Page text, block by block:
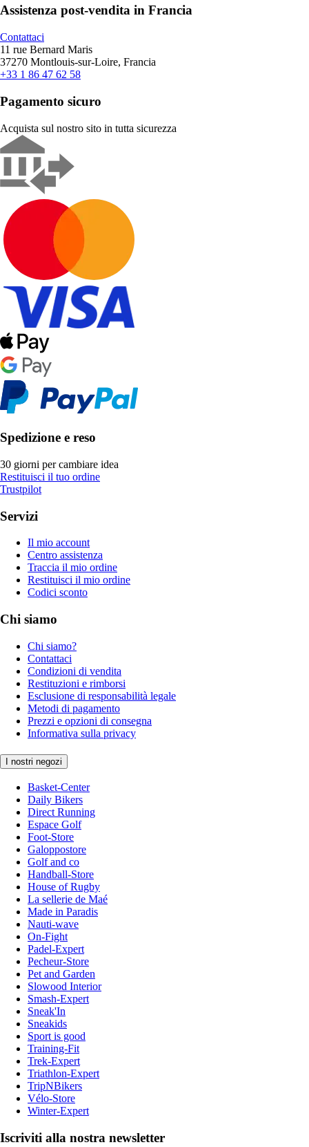
Assistenza post-vendita in Francia
Contattaci
11 rue Bernard Maris
37270 Montlouis-sur-Loire, Francia
+33 1 86 47 62 58
Pagamento sicuro
Acquista sul nostro sito in tutta sicurezza
Spedizione e reso
30 giorni per cambiare idea
Restituisci il tuo ordine
Trustpilot
Servizi
Il mio account
Centro assistenza
Traccia il mio ordine
Restituisci il mio ordine
Codici sconto
Chi siamo
Chi siamo?
Contattaci
Condizioni di vendita
Restituzioni e rimborsi
Esclusione di responsabilità legale
Metodi di pagamento
Prezzi e opzioni di consegna
Informativa sulla privacy
I nostri negozi
Basket-Center
Daily Bikers
Direct Running
Espace Golf
Foot-Store
Galoppostore
Golf and co
Handball-Store
House of Rugby
La sellerie de Maé
Made in Paradis
Nauti-wave
On-Fight
Padel-Expert
Pecheur-Store
Pet and Garden
Slowood Interior
Smash-Expert
Sneak'In
Sneakids
Sport is good
Training-Fit
Trek-Expert
Triathlon-Expert
TripNBikers
Vélo-Store
Winter-Expert
Iscriviti alla nostra newsletter